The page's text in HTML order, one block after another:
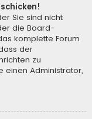
Sie sind nicht
die Board-
komplette Forum
der
zu
einen Administrator,